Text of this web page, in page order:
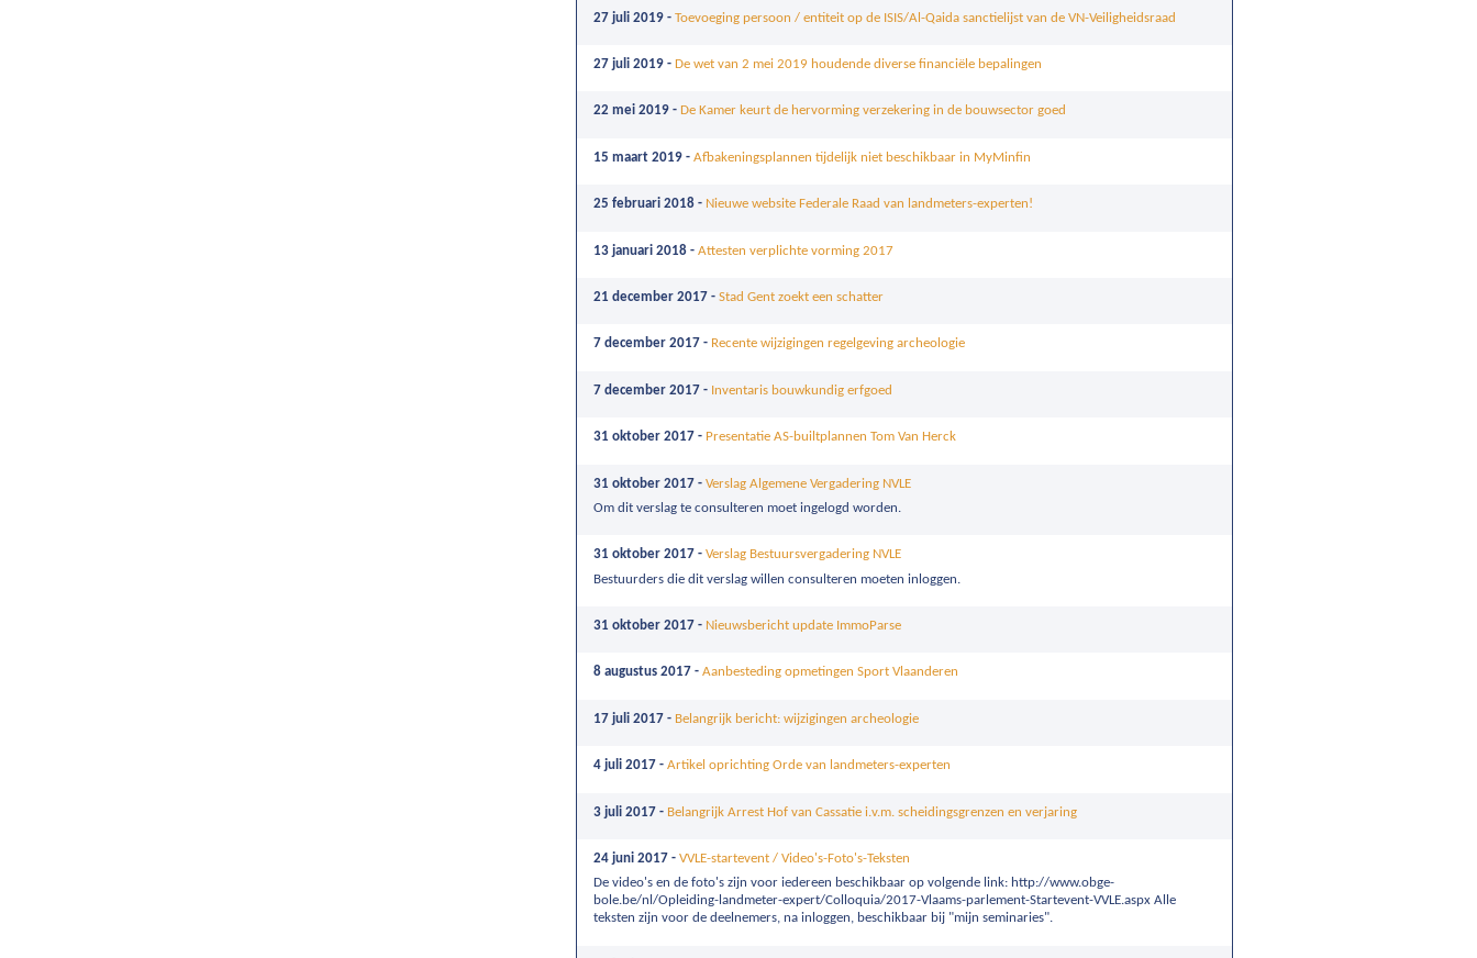
27 juli 2019 - Toevoeging persoon / entiteit op de ISIS/Al-Qaida sanctielijst van de VN-Veiligheidsraad
27 juli 2019 - De wet van 2 mei 2019 houdende diverse financiële bepalingen
22 mei 2019 - De Kamer keurt de hervorming verzekering in de bouwsector goed
15 maart 2019 - Afbakeningsplannen tijdelijk niet beschikbaar in MyMinfin
25 februari 2018 - Nieuwe website Federale Raad van landmeters-experten!
13 januari 2018 - Attesten verplichte vorming 2017
21 december 2017 - Stad Gent zoekt een schatter
7 december 2017 - Recente wijzigingen regelgeving archeologie
7 december 2017 - Inventaris bouwkundig erfgoed
31 oktober 2017 - Presentatie AS-builtplannen Tom Van Herck
31 oktober 2017 - Verslag Algemene Vergadering NVLE
Om dit verslag te consulteren moet ingelogd worden.
31 oktober 2017 - Verslag Bestuursvergadering NVLE
Bestuurders die dit verslag willen consulteren moeten inloggen.
31 oktober 2017 - Nieuwsbericht update ImmoParse
8 augustus 2017 - Aanbesteding opmetingen Sport Vlaanderen
17 juli 2017 - Belangrijk bericht: wijzigingen archeologie
4 juli 2017 - Artikel oprichting Orde van landmeters-experten
3 juli 2017 - Belangrijk Arrest Hof van Cassatie i.v.m. scheidingsgrenzen en verjaring
24 juni 2017 - VVLE-startevent / Video's-Foto's-Teksten
De video's en de foto's zijn voor iedereen beschikbaar op volgende link: http://www.obge-
bole.be/nl/Opleiding-landmeter-expert/Colloquia/2017-Vlaams-parlement-Startevent-VVLE.aspx Alle
teksten zijn voor de deelnemers, na inloggen, beschikbaar bij "mijn seminaries".